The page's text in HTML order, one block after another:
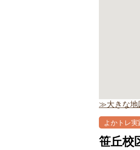
≫大きな地
よかトレ
笹丘校